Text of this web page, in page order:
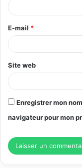
e
*
E-mail *
Site web
Enregistrer mon
navigateur pour mon